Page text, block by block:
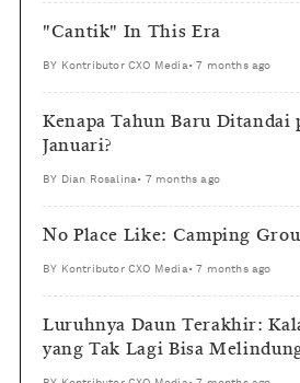
"Cantik" In This Era
BY Kontributor CXO Media •7 months ago
Kenapa Tahun Baru Ditandai
Januari?
BY Dian Rosalina • 7 months ago
No Place Like: Camping
BY Kontributor CXO Media •7 months ago
Luruhnya Daun Terakhir:
yang Tak Lagi Bisa